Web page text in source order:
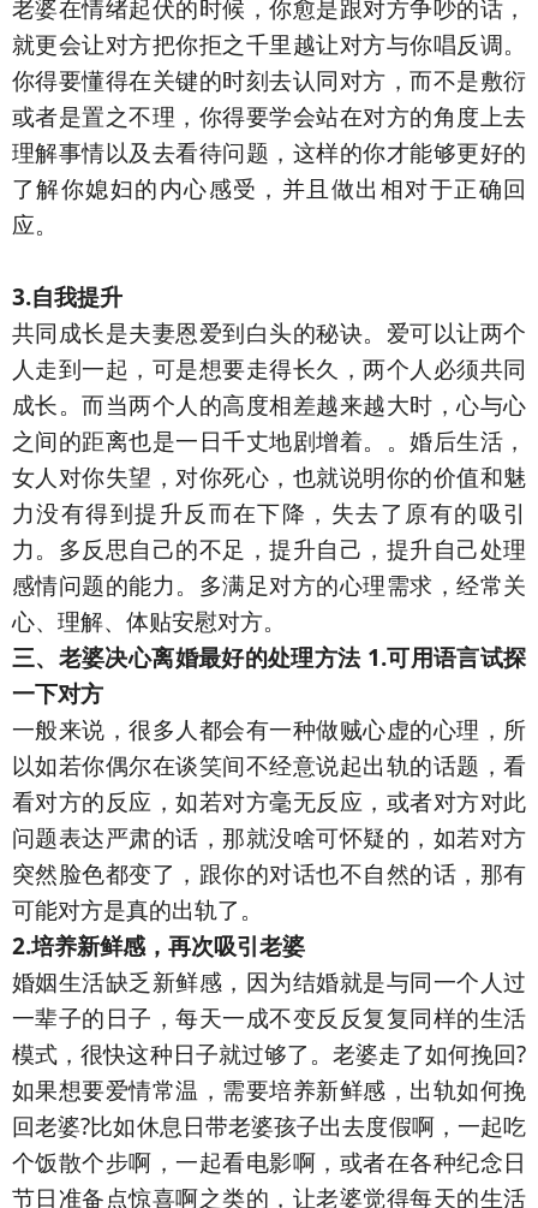
老婆在情绪起伏的时候，你愈是跟对方争吵的话，
就更会让对方把你拒之千里越让对方与你唱反调。
你得要懂得在关键的时刻去认同对方，而不是敷衍
或者是置之不理，你得要学会站在对方的角度上去
理解事情以及去看待问题，这样的你才能够更好的
了解你媳妇的内心感受，并且做出相对于正确回
应。
3.自我提升
共同成长是夫妻恩爱到白头的秘诀。爱可以让两个
人走到一起，可是想要走得长久，两个人必须共同
成长。而当两个人的高度相差越来越大时，心与心
之间的距离也是一日千丈地剧增着。。婚后生活，
女人对你失望，对你死心，也就说明你的价值和魅
力没有得到提升反而在下降，失去了原有的吸引
力。多反思自己的不足，提升自己，提升自己处理
感情问题的能力。多满足对方的心理需求，经常关
心、理解、体贴安慰对方。
三、老婆决心离婚最好的处理方法 1.可用语言试探
一下对方
一般来说，很多人都会有一种做贼心虚的心理，所
以如若你偶尔在谈笑间不经意说起出轨的话题，看
看对方的反应，如若对方毫无反应，或者对方对此
问题表达严肃的话，那就没啥可怀疑的，如若对方
突然脸色都变了，跟你的对话也不自然的话，那有
可能对方是真的出轨了。
2.培养新鲜感，再次吸引老婆
婚姻生活缺乏新鲜感，因为结婚就是与同一个人过
一辈子的日子，每天一成不变反反复复同样的生活
模式，很快这种日子就过够了。老婆走了如何挽回?
如果想要爱情常温，需要培养新鲜感，出轨如何挽
回老婆?比如休息日带老婆孩子出去度假啊，一起吃
个饭散个步啊，一起看电影啊，或者在各种纪念日
节日准备点惊喜啊之类的，让老婆觉得每天的生活